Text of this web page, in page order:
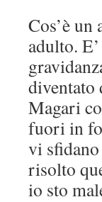
Cos’è un
adulto.
diventato
Magari
fuori in
vi
risolto
io sto